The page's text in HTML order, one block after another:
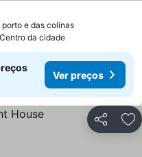
e das colinas
da cidade
Ver preços
Partilhar